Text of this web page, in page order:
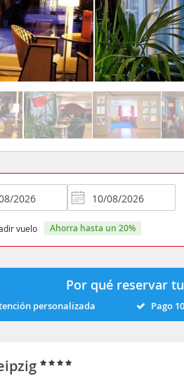
vuelo ahorra hasta un 20%
Por qué reservar
personalizada Pago